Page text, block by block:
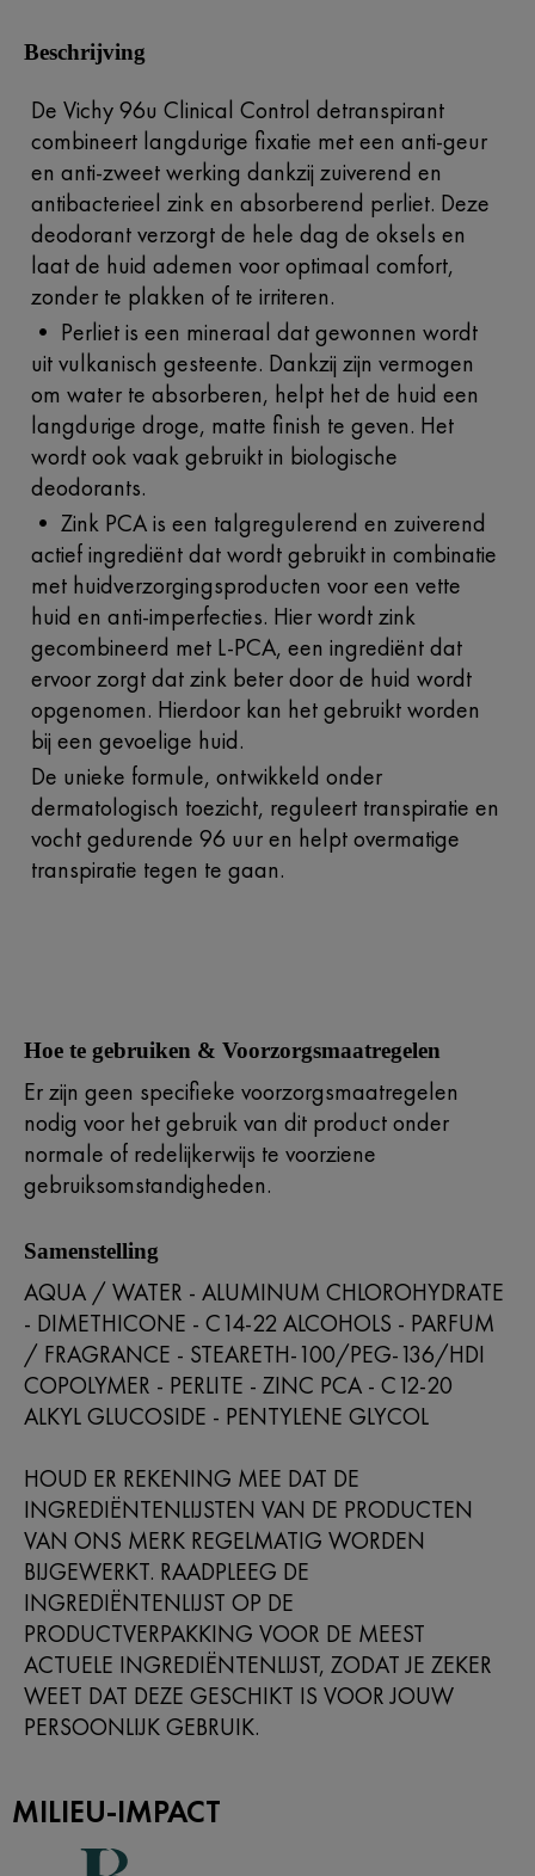
Beschrijving
De Vichy 96u Clinical Control detranspirant
combineert langdurige fixatie met een anti-geur
en anti-zweet werking dankzij zuiverend en
antibacterieel zink en absorberend perliet. Deze
deodorant verzorgt de hele dag de oksels en
laat de huid ademen voor optimaal comfort,
zonder te plakken of te irriteren.
• Perliet is een mineraal dat gewonnen wordt
uit vulkanisch gesteente. Dankzij zijn vermogen
om water te absorberen, helpt het de huid een
langdurige droge, matte finish te geven. Het
wordt ook vaak gebruikt in biologische
deodorants.
• Zink PCA is een talgregulerend en zuiverend
actief ingrediënt dat wordt gebruikt in combinatie
met huidverzorgingsproducten voor een vette
huid en anti-imperfecties. Hier wordt zink
gecombineerd met L-PCA, een ingrediënt dat
ervoor zorgt dat zink beter door de huid wordt
opgenomen. Hierdoor kan het gebruikt worden
bij een gevoelige huid.
De unieke formule, ontwikkeld onder
dermatologisch toezicht, reguleert transpiratie en
vocht gedurende 96 uur en helpt overmatige
transpiratie tegen te gaan.
Hoe te gebruiken & Voorzorgsmaatregelen
Er zijn geen specifieke voorzorgsmaatregelen
nodig voor het gebruik van dit product onder
normale of redelijkerwijs te voorziene
gebruiksomstandigheden.
Samenstelling
AQUA / WATER - ALUMINUM CHLOROHYDRATE
- DIMETHICONE - C14-22 ALCOHOLS - PARFUM
/ FRAGRANCE - STEARETH-100/PEG-136/HDI
COPOLYMER - PERLITE - ZINC PCA - C12-20
ALKYL GLUCOSIDE - PENTYLENE GLYCOL
HOUD ER REKENING MEE DAT DE
INGREDIËNTENLIJSTEN VAN DE PRODUCTEN
VAN ONS MERK REGELMATIG WORDEN
BIJGEWERKT. RAADPLEEG DE
INGREDIËNTENLIJST OP DE
PRODUCTVERPAKKING VOOR DE MEEST
ACTUELE INGREDIËNTENLIJST, ZODAT JE ZEKER
WEET DAT DEZE GESCHIKT IS VOOR JOUW
PERSOONLIJK GEBRUIK.
MILIEU-IMPACT